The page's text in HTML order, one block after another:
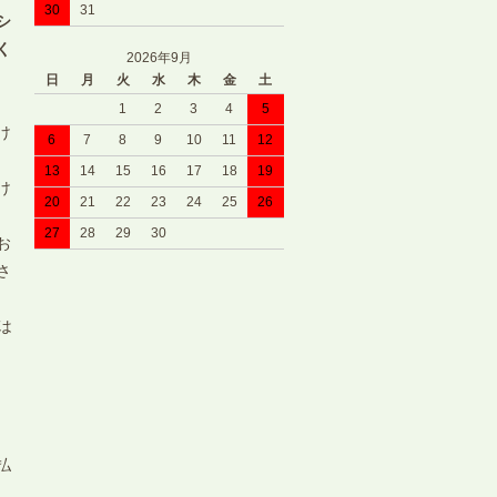
30 31
2026年9月
日
月 火 水 木 金
土
1
2 3 4
5
6
7 8 9 10 11
12
13
14 15 16 17 18
19
20
21 22 23 24 25
26
27
28 29 30